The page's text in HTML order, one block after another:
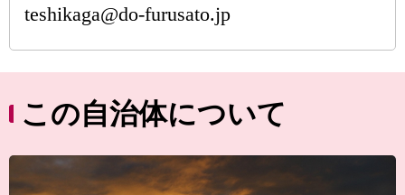
teshikaga@do-furusato.jp
この自治体について